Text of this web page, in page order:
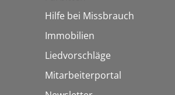
Hilfe bei Missbrauch
Immobilien
Liedvorschläge
Mitarbeiterportal